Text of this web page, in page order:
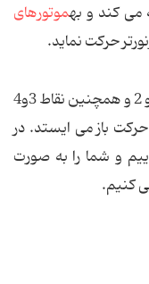
موتورهای
حركت نماید.
این حركت آنقدر ادامه می یابد تا نور نقاط 1و 2 و همچنین نقاط 3و4
باز می ایستد. در
و شما را به صورت
کنیم.